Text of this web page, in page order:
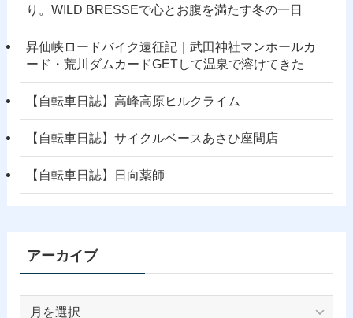
り。WILD BRESSEで心とお腹を満たす冬の一日
昇仙峡ロードバイク遠征記｜武田神社マンホールカ
ード・荒川ダムカードGETして温泉で溶けてきた
【自転車日誌】高峰高原ヒルクライム
【自転車日誌】サイクルベースあさひ座間店
【自転車日誌】日向薬師
アーカイブ